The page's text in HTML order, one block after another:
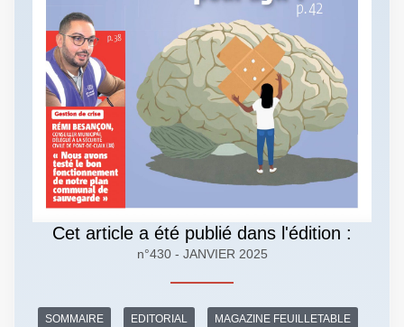
Cet article a été publié dans l'édition :
n°430 - JANVIER 2025
SOMMAIRE EDITORIAL MAGAZINE FEUILLETABLE